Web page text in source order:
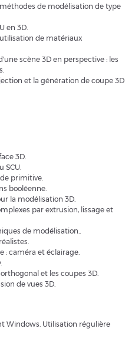
de modélisation de type
en 3D.
de matériaux
scène 3D en perspective : les
et la génération de coupe 3D
3D.
SCU.
primitive.
booléenne.
la modélisation 3D.
par extrusion, lissage et
de modélisation..
: caméra et éclairage.
et les coupes 3D.
de vues 3D.
Windows. Utilisation régulière